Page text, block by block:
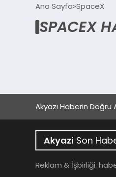
Ana Sayfa SpaceX
SPACEX
Akyazı Haberin Doğru
Akyazi Son
Reklam & İşbirliği: